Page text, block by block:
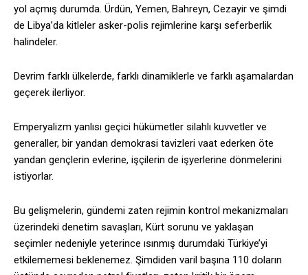
yol açmış durumda. Ürdün, Yemen, Bahreyn, Cezayir ve şimdi
de Libya’da kitleler asker-polis rejimlerine karşı seferberlik
halindeler.
Devrim farklı ülkelerde, farklı dinamiklerle ve farklı aşamalardan
geçerek ilerliyor.
Emperyalizm yanlısı geçici hükümetler silahlı kuvvetler ve
generaller, bir yandan demokrasi tavizleri vaat ederken öte
yandan gençlerin evlerine, işçilerin de işyerlerine dönmelerini
istiyorlar.
Bu gelişmelerin, gündemi zaten rejimin kontrol mekanizmaları
üzerindeki denetim savaşları, Kürt sorunu ve yaklaşan
seçimler nedeniyle yeterince ısınmış durumdaki Türkiye’yi
etkilememesi beklenemez. Şimdiden varil başına 110 doların